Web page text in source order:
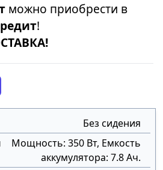
можно приобрести в
!
Без сидения
Мощность: 350 Вт, Емкость
аккумулятора: 7.8 Ач.